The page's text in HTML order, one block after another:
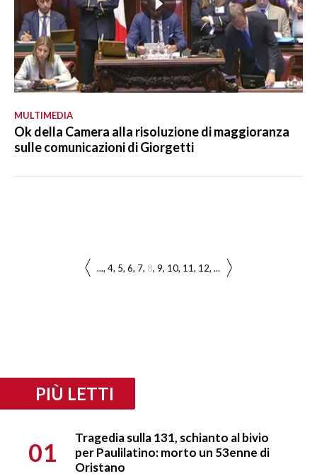
MULTIMEDIA
Ok della Camera alla risoluzione di maggioranza
sulle comunicazioni di Giorgetti
... 4 5 6 7 8 9 10 11 12 ...
PIÙ LETTI
01
Tragedia sulla 131, schianto al bivio
per Paulilatino: morto un 53enne di
Oristano